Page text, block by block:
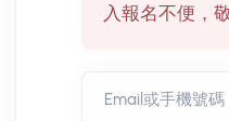
入報名不便，
Email或手機號碼